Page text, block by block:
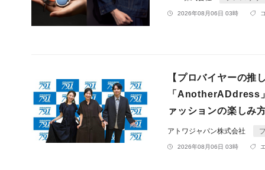
2026年08月06日 03時
【プロバイヤーの推
「AnotherADdress
ァッションの楽しみ
アトワジャパン株式会社
2026年08月06日 03時